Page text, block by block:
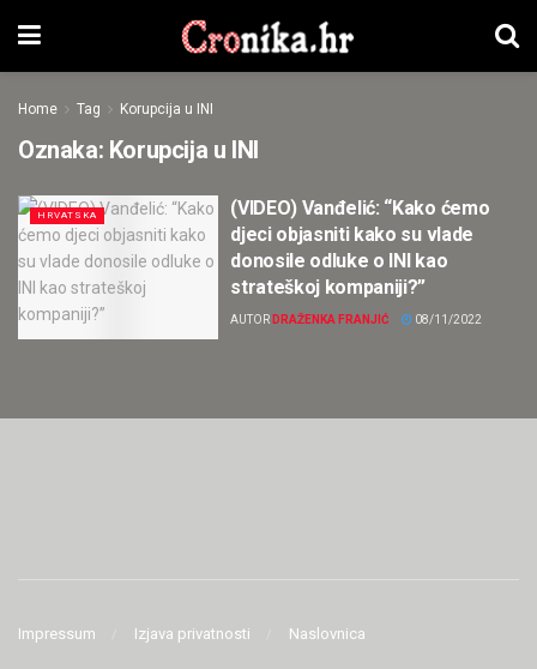
Home Tag Korupcija u INI
Oznaka: Korupcija u INI
HRVATSKA
(VIDEO) Vanđelić: “Kako ćemo
djeci objasniti kako su vlade
donosile odluke o INI kao
strateškoj kompaniji?”
AUTOR DRAŽENKA FRANJIĆ 08/11/2022
Impressum Izjava privatnosti Naslovnica